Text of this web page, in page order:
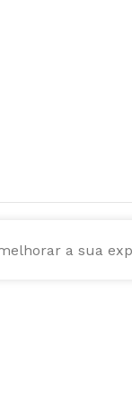
a sua